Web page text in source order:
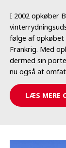
I 2002 opkøber
følge af opkøbet
Frankrig. Med
dermed sin
nu også at
LÆS MERE